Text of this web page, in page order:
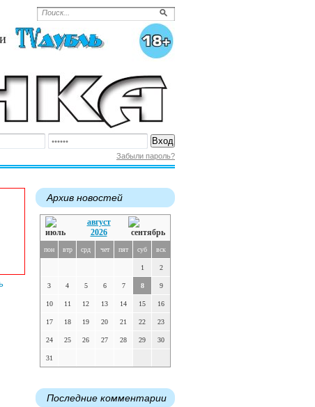
Забыли пароль?
Архив новостей
август
2026
пон втр срд чет пят суб вск
1 2
3 4 5 6 7 8 9
10 11 12 13 14 15 16
17 18 19 20 21 22 23
24 25 26 27 28 29 30
31
Последние комментарии